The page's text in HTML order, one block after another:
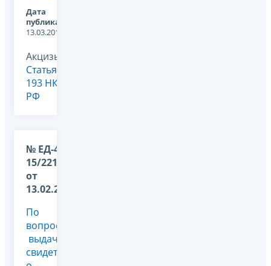
Дата
публикации:
13.03.2015
Акцизы,
Статья
193 НК
РФ
№ ЕД-4-
15/2213@
от
13.02.2015
По
вопросу
выдачи
свидетельства